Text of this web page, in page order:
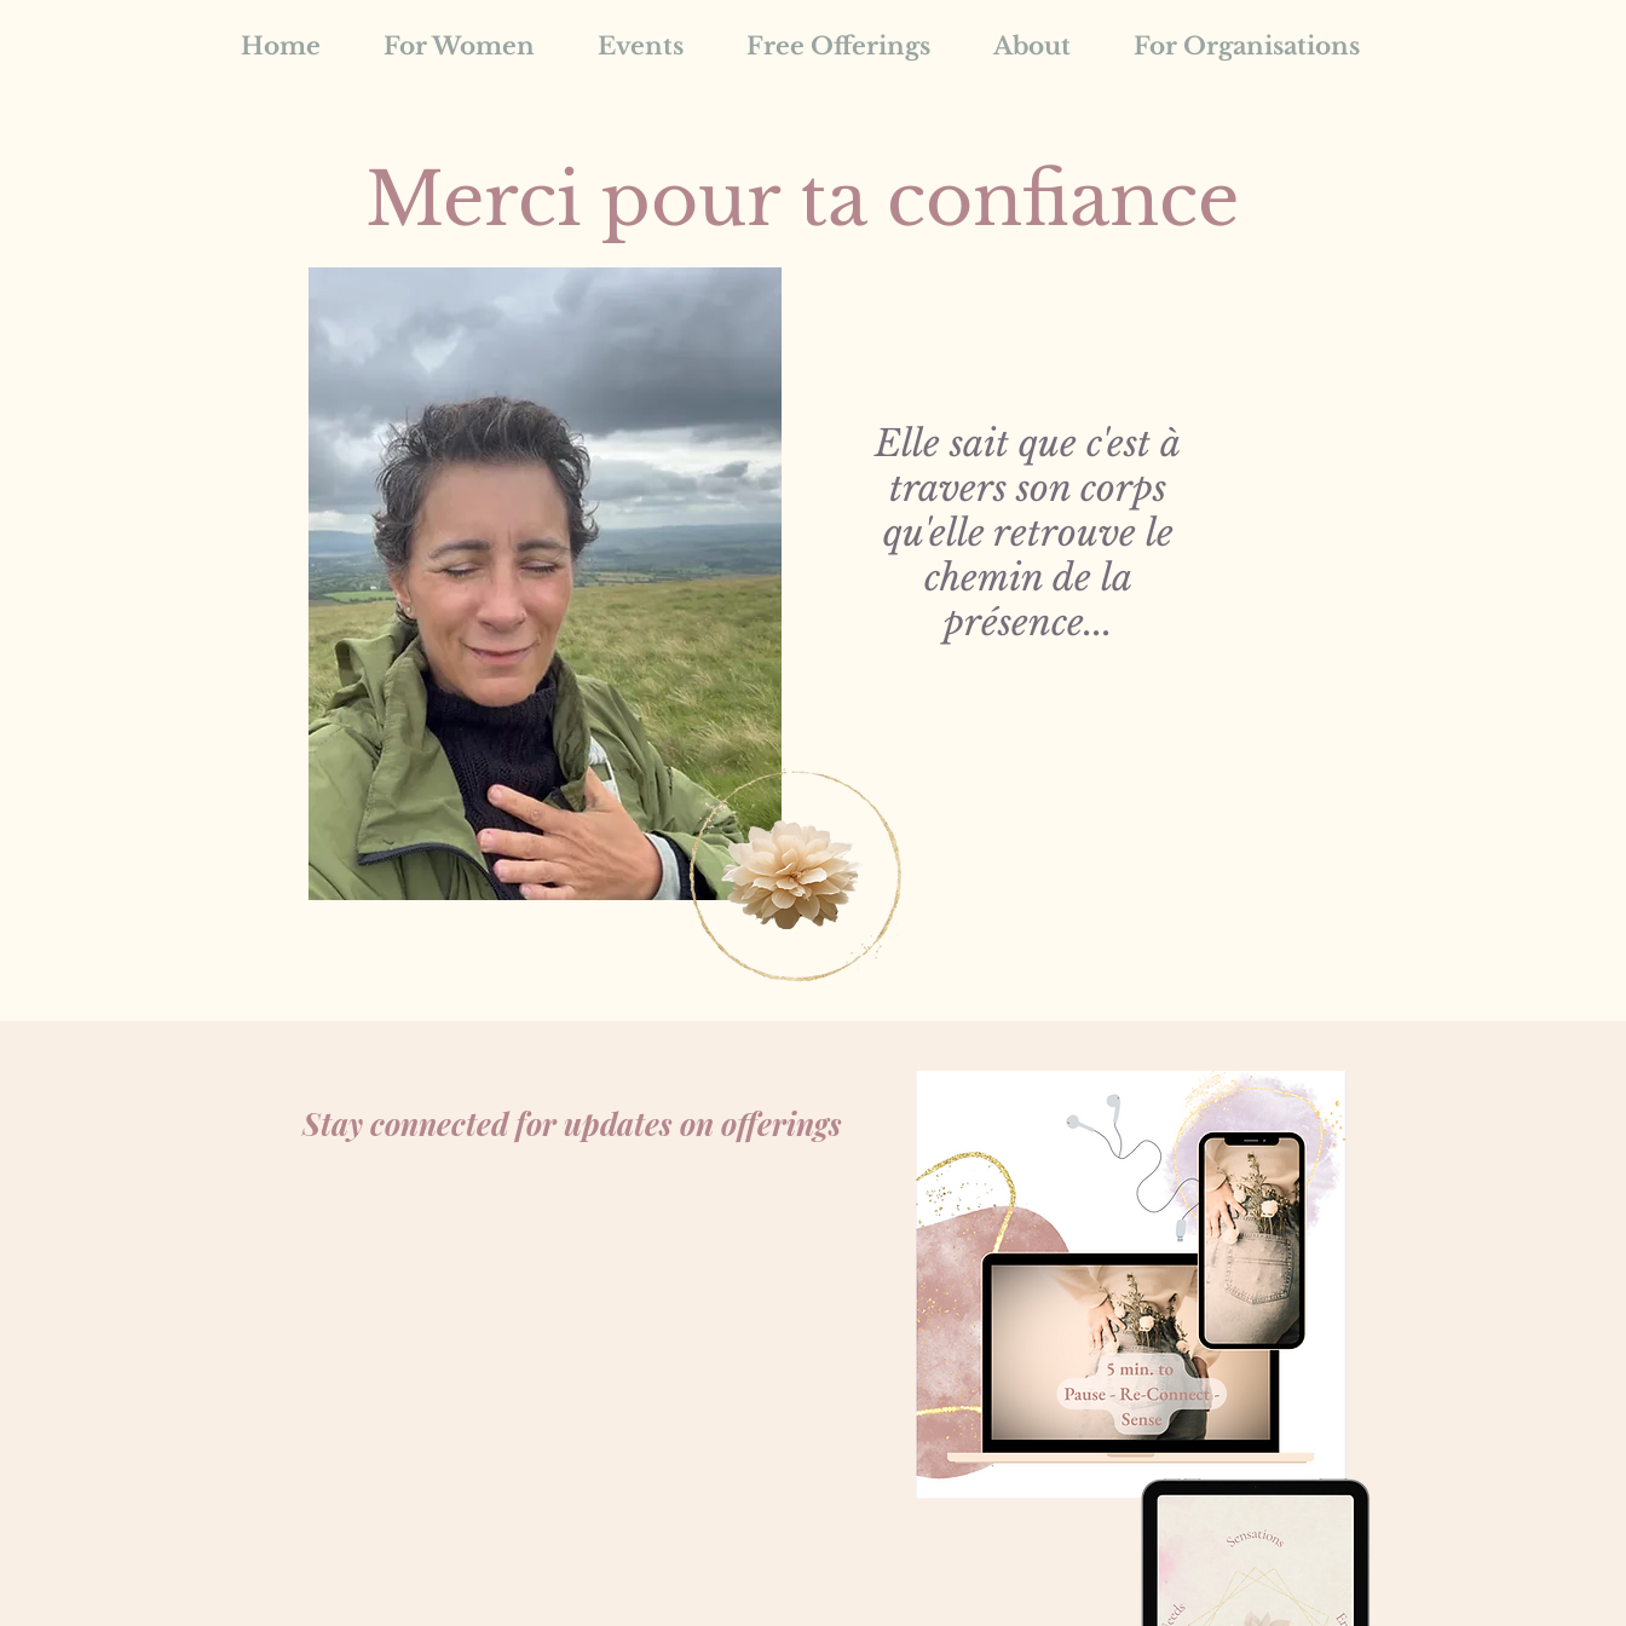
Home For Women Events Free Offerings About For Organisations
Merci pour ta confiance
Elle sait que c'est à
travers son corps
qu'elle retrouve le
chemin de la
présence...
Stay connected for updates on offerings